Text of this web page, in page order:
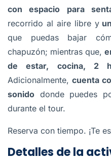
con espacio para
recorrido al aire libre y
que puedas bajar
chapuzón; mientras que,
de estar, cocina, 2
Adicionalmente, cuenta
sonido donde puedes
durante el tour.
Reserva con tiempo. ¡Te
Detalles de la